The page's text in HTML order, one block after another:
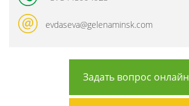
evdaseva@gelenaminsk.com
Задать вопрос онлайн